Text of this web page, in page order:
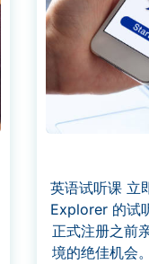
英语试听课 立
Explorer 的试
正式注册之前
境的绝佳机会